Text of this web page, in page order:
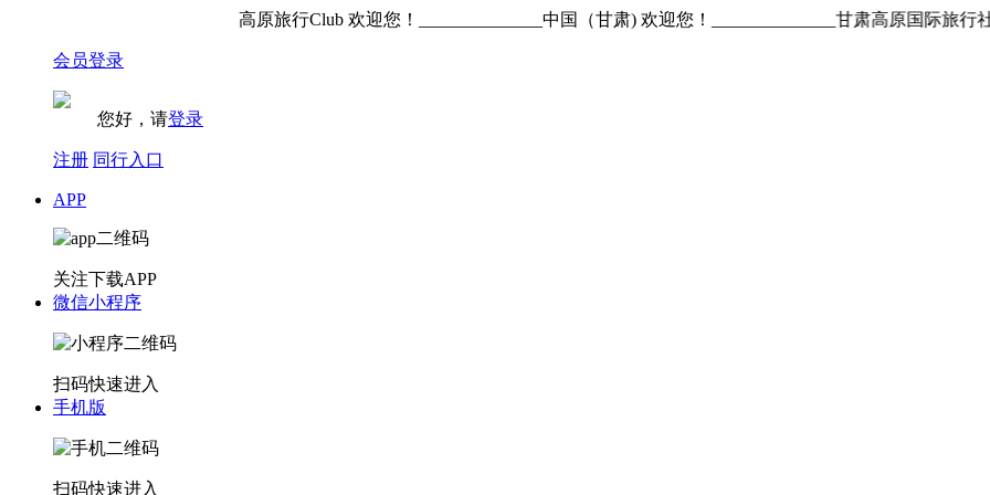
高原旅行Club 欢迎您！______________中国（甘肃) 欢迎您！______________甘肃高原国际旅行社
会员登录
您好，请登录
注册 同行入口
APP
关注下载APP
微信小程序
扫码快速进入
手机版
扫码快速进入